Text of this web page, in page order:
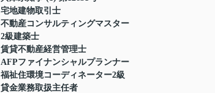
宅地建物取引士
不動産コンサルティングマスター
2級建築士
賃貸不動産経営管理士
AFPファイナンシャルプランナー
福祉住環境コーディネーター2級
貸金業務取扱主任者